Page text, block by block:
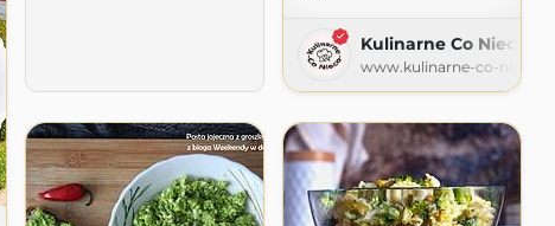
Kulinarne Co Nieco
www.kulinarne-co-nieco.pl